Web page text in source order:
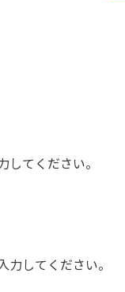
してください。
力してください。